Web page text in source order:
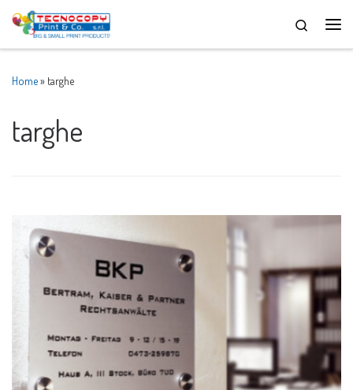
Skip to content
Home» targhe
targhe